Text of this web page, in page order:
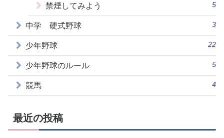
禁煙してみよう 5
中学 硬式野球 3
少年野球 22
少年野球のルール 5
競馬 4
最近の投稿